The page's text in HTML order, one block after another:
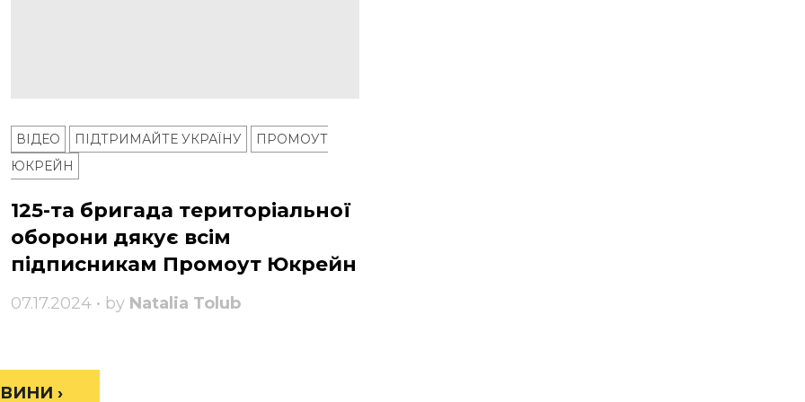
ВІДЕО ПІДТРИМАЙТЕ УКРАЇНУ
ПРОМОУТ
ЮКРЕЙН
125-та бригада територіальної
оборони дякує всім
підписникам Промоут Юкрейн
07.17.2024 • by Natalia Tolub
›